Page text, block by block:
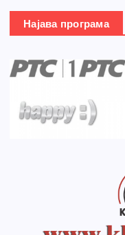
Најава програма